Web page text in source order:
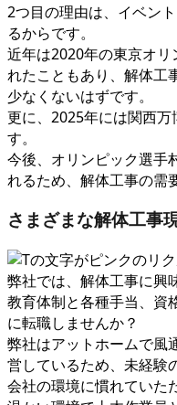
2つ目の理由は、イベン
るからです。
近年は2020年の東京オ
れたこともあり、解体工
少なくないはずです。
更に、2025年には関西万
す。
今後、オリンピック選手
れるため、解体工事の需
さまざまな解体工事
弊社では、解体工事に興
教育体制と各種手当、資
に転職しませんか？
弊社はアットホームで風
営しているため、未経験
会社の環境に慣れていた